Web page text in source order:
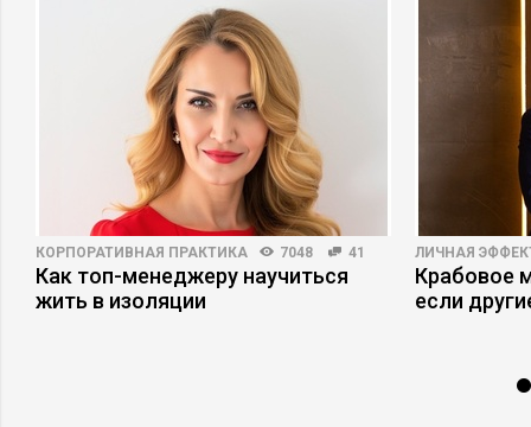
КОРПОРАТИВНАЯ ПРАКТИКА 7048 41
Как топ-менеджеру научиться
жить в изоляции
ЛИЧНАЯ
Крабовое
если